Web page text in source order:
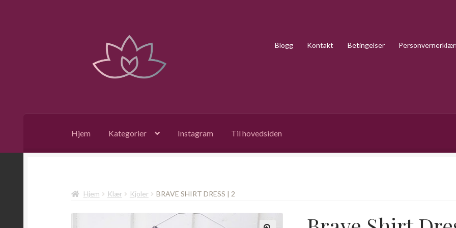
navigasjon
innhold
Blogg Kontakt Betingelser
Hjem Kategorier Instagram Til hovedsiden
Hjem Klær Kjoler BRAVE SHIRT DRESS | 2